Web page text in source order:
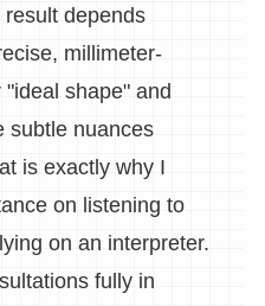
depends
millimeter-
shape" and
subtle nuances
is exactly why I
on listening to
on an interpreter.
fully in